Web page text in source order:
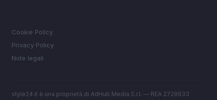
Cookie Policy
Privacy Policy
Note legali
style24.it è una proprietà di AdHub Media S.r.l. — REA 2729933